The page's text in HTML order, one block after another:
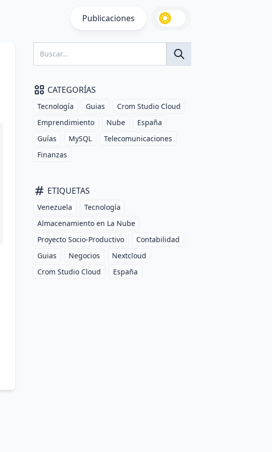
Publicaciones
CATEGORÍAS
Tecnología Guias
Crom Studio Cloud
Emprendimiento
Nube
España
Guías
MySQL
Telecomunicaciones
Finanzas
ETIQUETAS
Venezuela
Tecnología
Almacenamiento en La Nube
Proyecto Socio-Productivo
Contabilidad
Guias
Negocios
Nextcloud
Crom Studio Cloud
España